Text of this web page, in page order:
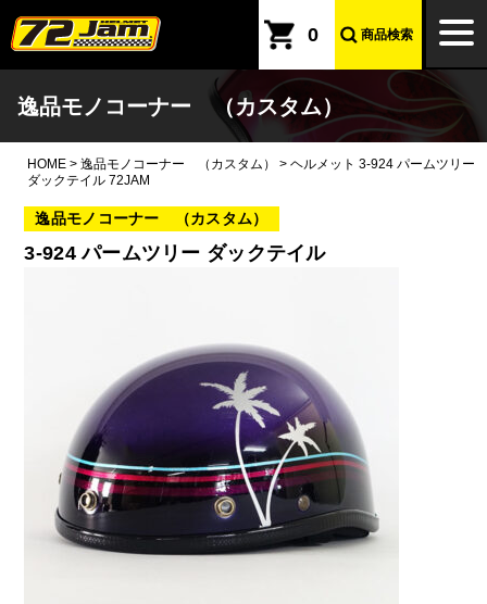
本文へ
0 商品検索
逸品モノコーナー （カスタム）
HOME > 逸品モノコーナー （カスタム） > ヘルメット 3-924 パームツリー
ダックテイル 72JAM
逸品モノコーナー （カスタム）
3-924 パームツリー ダックテイル